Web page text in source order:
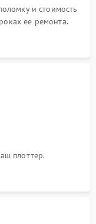
и стоимость
ее ремонта.
плоттер.